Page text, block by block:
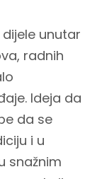
dijele unutar
radnih
Ideja da
da se
i u
snažnim